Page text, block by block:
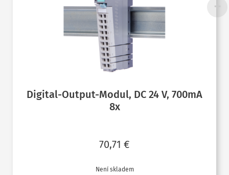
Digital-Output-Modul, DC 24 V, 700mA
8x
70,71 €
Není skladem